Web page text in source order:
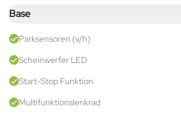
Base
Parksensoren (v/h)
Scheinwerfer LED
Start-Stop Funktion
Multifunktionslenkrad